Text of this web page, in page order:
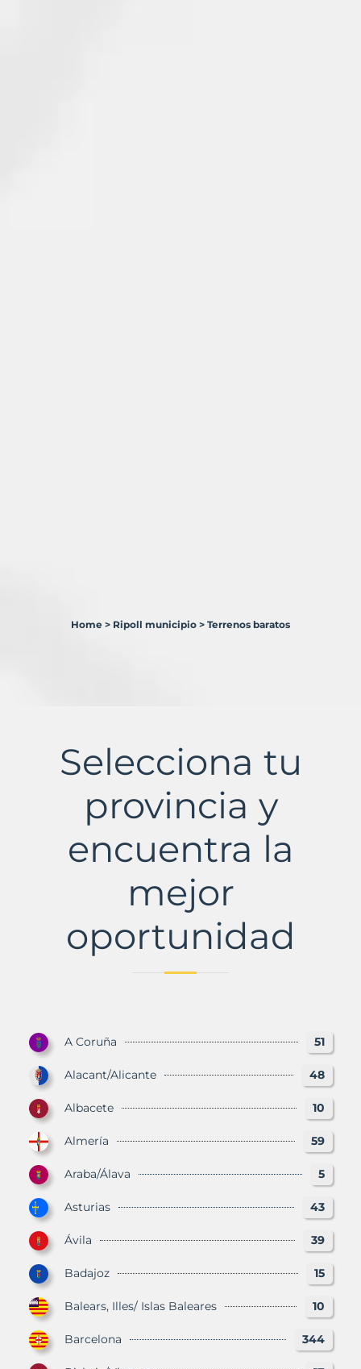
Murbalands
Home > Ripoll municipio > Terrenos baratos
Selecciona tu
provincia y
encuentra la
mejor
oportunidad
A Coruña 51
Alacant/Alicante 48
Albacete 10
Almería 59
Araba/Álava 5
Asturias 43
Ávila 39
Badajoz 15
Balears, Illes/ Islas Baleares 10
Barcelona 344